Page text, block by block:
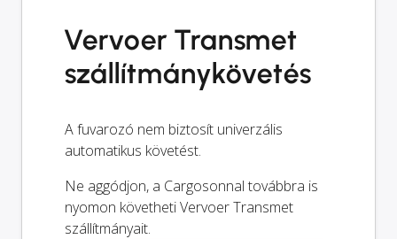
Vervoer Transmet
szállítmánykövetés
A fuvarozó nem biztosít univerzális
automatikus követést.
Ne aggódjon, a Cargosonnal továbbra is
nyomon követheti Vervoer Transmet
szállítmányait.